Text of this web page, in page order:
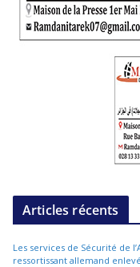
Articles récents
Les services de Sécurité de
ressortissant allemand